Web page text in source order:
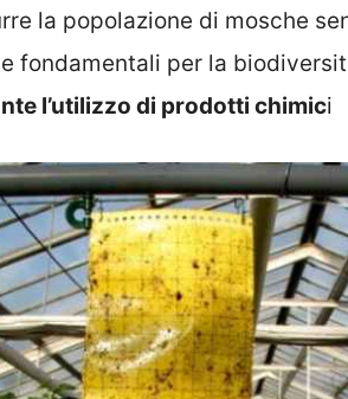
la popolazione di mosche
fondamentali per la
l’utilizzo di prodotti chimici